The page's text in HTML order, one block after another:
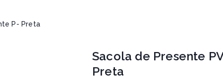
P- Preta
Sacola de Presente
Preta